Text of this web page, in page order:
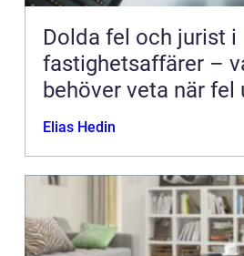
Dolda fel och jurist i
fastighetsaffärer –
behöver veta när fel
Elias Hedin